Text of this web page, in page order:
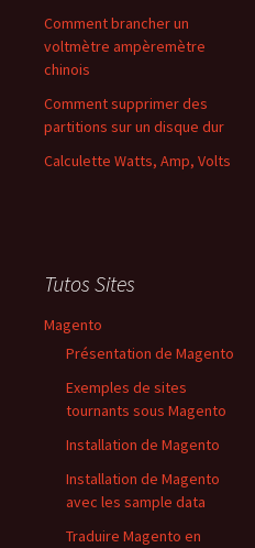
Comment brancher un
voltmètre ampèremètre
chinois
Comment supprimer des
partitions sur un disque dur
Calculette Watts, Amp, Volts
Tutos Sites
Magento
Présentation de Magento
Exemples de sites
tournants sous Magento
Installation de Magento
Installation de Magento
avec les sample data
Traduire Magento en